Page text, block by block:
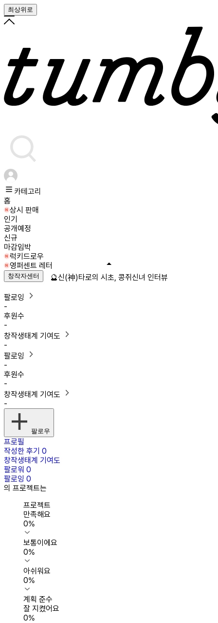
최상위로
카테고리
홈
상시 판매
인기
공개예정
신규
마감임박
럭키드로우
영퍼센트 레터
창작자센터
팔로잉
-
후원수
-
창작생태계 기여도
-
팔로잉
-
후원수
-
창작생태계 기여도
-
팔로우
프로필
작성한 후기 0
창작생태계 기여도
팔로워 0
팔로잉 0
의 프로젝트는
프로젝트
만족해요
0%
보통이에요
0%
아쉬워요
0%
계획 준수
잘 지켰어요
0%
🔮신(神)타로의 시초, 콩쥐신녀 인터뷰